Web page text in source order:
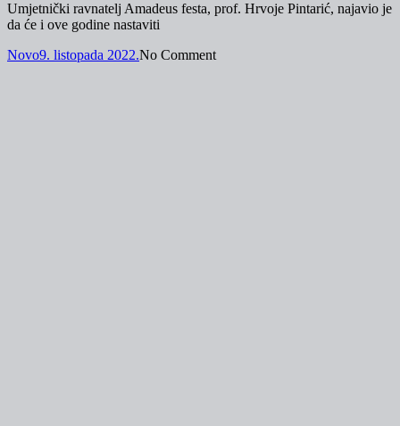
Umjetnički ravnatelj Amadeus festa, prof. Hrvoje Pintarić, najavio je
da će i ove godine nastaviti
Novo9. listopada 2022.No Comment